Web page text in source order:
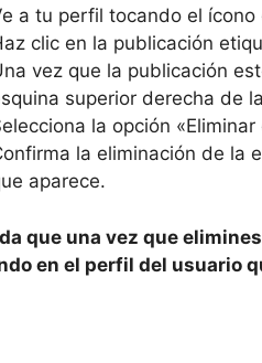
a​ tu perfil tocando el
clic en la publicación
vez que‍ la publicación
superior derecha de
la opción
la ‍eliminación ‌de la
aparece.
que una vez que
en el perfil del usuario